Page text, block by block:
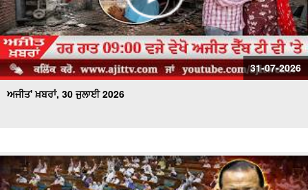
31-07-2026
ਅਜੀਤ' ਖ਼ਬਰਾਂ, 30 ਜੁਲਾਈ 2026